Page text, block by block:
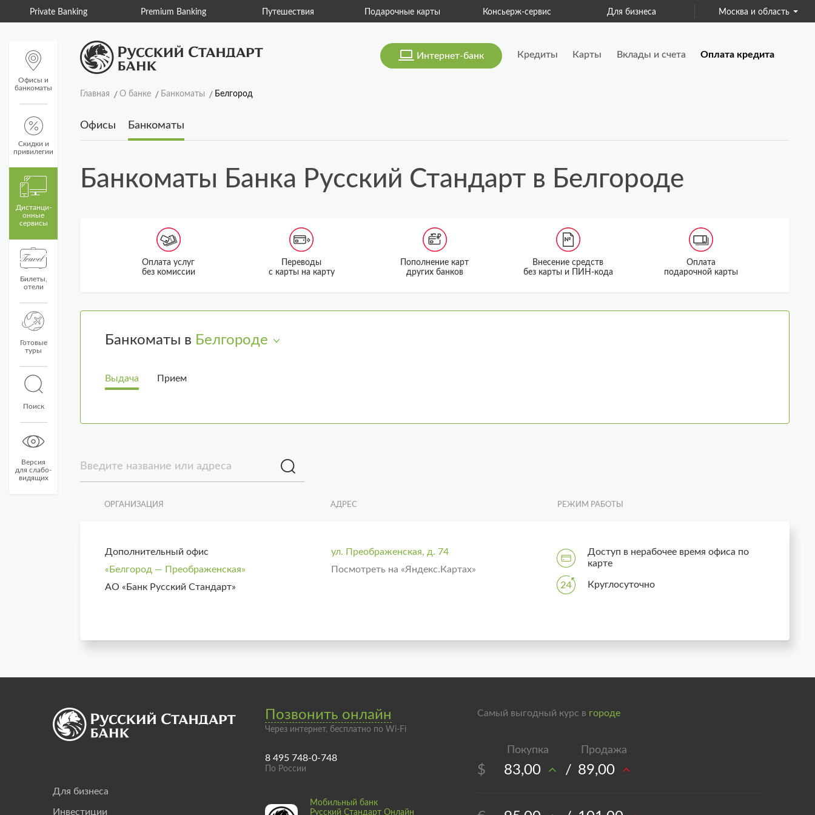
Private Banking Premium Banking Путешествия Подарочные карты Консьерж-сервис Для бизнеса Страхование
Москва и область
Офисы и
банкоматы
Скидки и
привилегии
Дистанци­
онные
сервисы
Билеты,
отели
Готовые
туры
Поиск
Версия
для слабо-
видящих
Интернет-банк Кредиты Карты Вклады и счета Оплата кредита
Главная О банке Банкоматы Белгород
Офисы Банкоматы
Банкоматы Банка Русский Стандарт в Белгороде
Оплата услуг
без комиссии
Переводы
с карты на карту
Пополнение карт
других банков
Внесение средств
без карты и ПИН-кода
Оплата
подарочной карты
Банкоматы в Белгороде
Выдача Прием
Введите название или адреса
ОРГАНИЗАЦИЯ АДРЕС РЕЖИМ РАБОТЫ
Дополнительный офис
«Белгород — Преображенская»
АО «Банк Русский Стандарт»
ул. Преображенская, д. 74
Посмотреть на «Яндекс.Картах»
Доступ в нерабочее время офиса по
карте
Круглосуточно
Позвонить онлайн
Через интернет, бесплатно по Wi-Fi
8 495 748-0-748
По России
Для бизнеса
Инвестиции
Мобильный банк
Русский Стандарт Онлайн
Самый выгодный курс в городе
$ 83,00 / 89,00